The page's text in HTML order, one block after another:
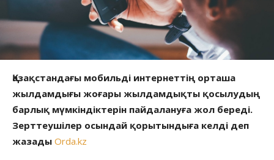
Қазақстандағы мобильді интернеттің орташа
жылдамдығы жоғары жылдамдықты қосылудың
барлық мүмкіндіктерін пайдалануға жол береді.
Зерттеушілер осындай қорытындыға келді деп
жазады Orda.kz